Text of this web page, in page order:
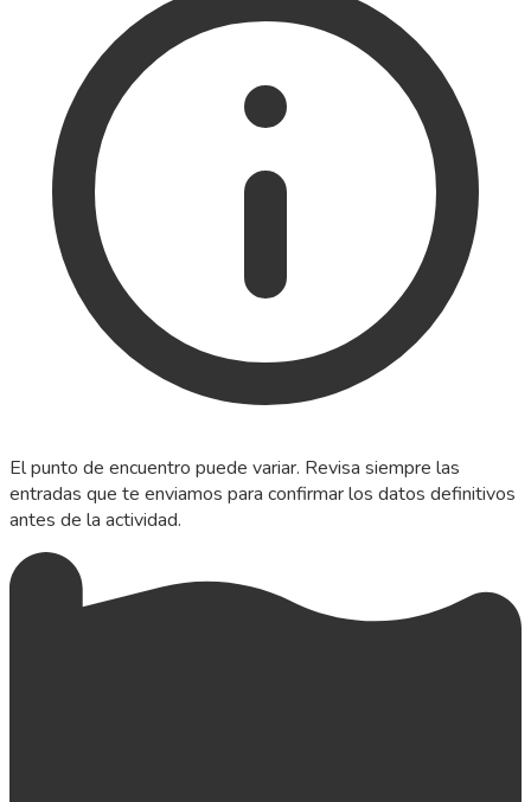
El punto de encuentro puede variar. Revisa siempre las
entradas que te enviamos para confirmar los datos definitivos
antes de la actividad.